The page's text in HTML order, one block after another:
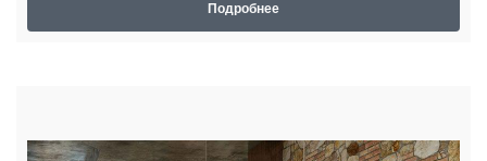
Подробнее